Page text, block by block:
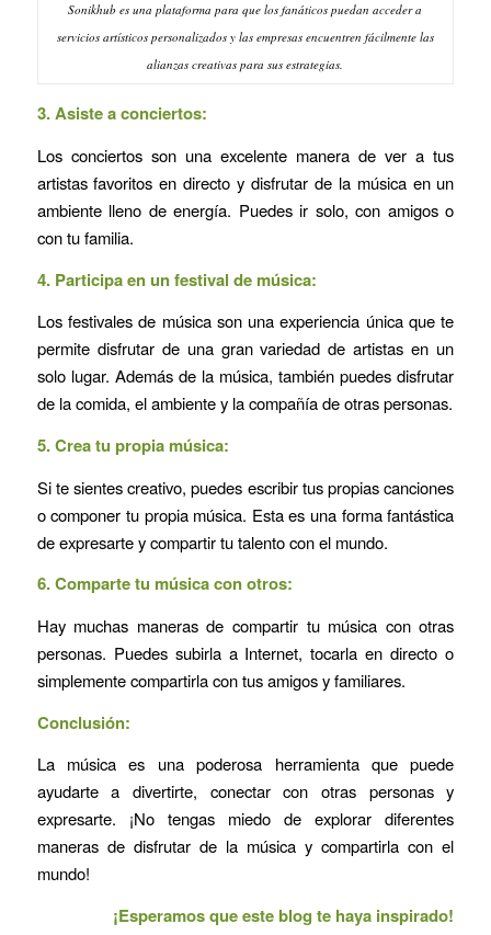
Sonikhub es una plataforma para que los fanáticos puedan acceder a
servicios artísticos personalizados y las empresas encuentren fácilmente las
alianzas creativas para sus estrategias.
3. Asiste a conciertos:
Los conciertos son una excelente manera de ver a tus
artistas favoritos en directo y disfrutar de la música en un
ambiente lleno de energía. Puedes ir solo, con amigos o
con tu familia.
4. Participa en un festival de música:
Los festivales de música son una experiencia única que te
permite disfrutar de una gran variedad de artistas en un
solo lugar. Además de la música, también puedes disfrutar
de la comida, el ambiente y la compañía de otras personas.
5. Crea tu propia música:
Si te sientes creativo, puedes escribir tus propias canciones
o componer tu propia música. Esta es una forma fantástica
de expresarte y compartir tu talento con el mundo.
6.Comparte tu música con otros:
Hay muchas maneras de compartir tu música con otras
personas. Puedes subirla a Internet, tocarla en directo o
simplemente compartirla con tus amigos y familiares.
Conclusión:
La música es una poderosa herramienta que puede
ayudarte a divertirte, conectar con otras personas y
expresarte. ¡No tengas miedo de explorar diferentes
maneras de disfrutar de la música y compartirla con el
mundo!
¡Esperamos que este blog te haya inspirado!